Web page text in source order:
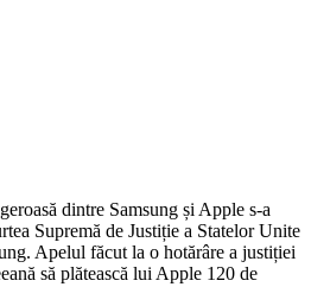
dintre Samsung și Apple s-a
Supremă de Justiție a Statelor Unite
Apelul făcut la o hotărâre a justiției
să plătească lui Apple 120 de